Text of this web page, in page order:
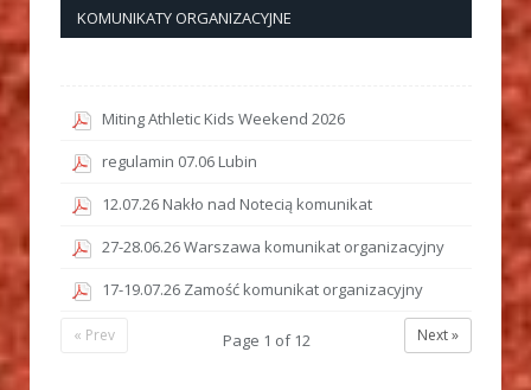
KOMUNIKATY ORGANIZACYJNE
Miting Athletic Kids Weekend 2026
regulamin 07.06 Lubin
12.07.26 Nakło nad Notecią komunikat
27-28.06.26 Warszawa komunikat organizacyjny
17-19.07.26 Zamość komunikat organizacyjny
Next »
Page 1 of12
« Prev